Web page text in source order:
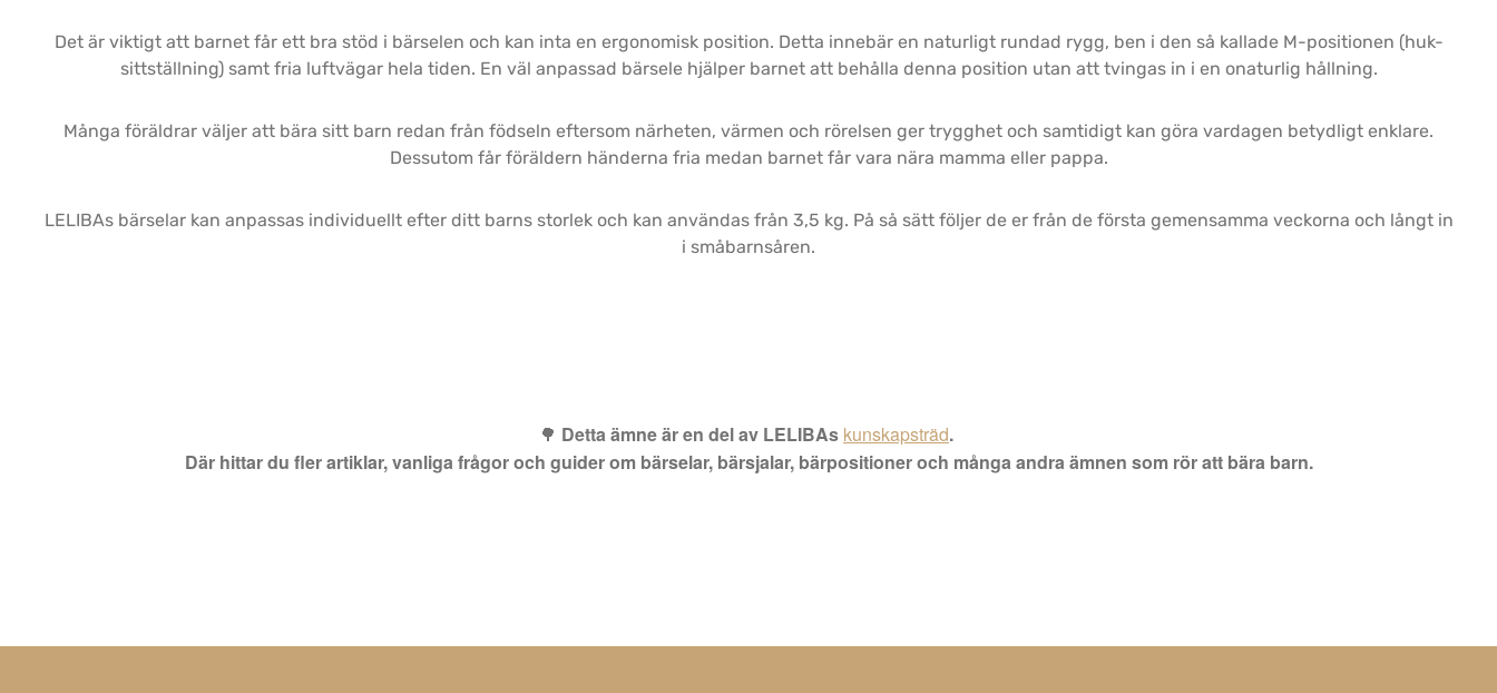
Det är viktigt att barnet får ett bra stöd i bärselen och kan inta en ergonomisk position. Detta innebär en naturligt rundad rygg, ben i den så kallade M-positionen (huk-
sittställning) samt fria luftvägar hela tiden. En väl anpassad bärsele hjälper barnet att behålla denna position utan att tvingas in i en onaturlig hållning.
Många föräldrar väljer att bära sitt barn redan från födseln eftersom närheten, värmen och rörelsen ger trygghet och samtidigt kan göra vardagen betydligt enklare.
Dessutom får föräldern händerna fria medan barnet får vara nära mamma eller pappa.
LELIBAs bärselar kan anpassas individuellt efter ditt barns storlek och kan användas från 3,5 kg. På så sätt följer de er från de första gemensamma veckorna och långt in
i småbarnsåren.
🌳 Detta ämne är en del av LELIBAs kunskapsträd.
Där hittar du fler artiklar, vanliga frågor och guider om bärselar, bärsjalar, bärpositioner och många andra ämnen som rör att bära barn.